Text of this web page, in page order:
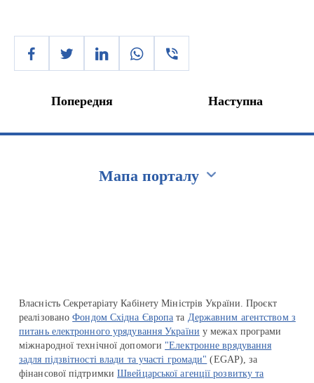
Попередня Наступна
Мапа порталу
Власність Секретаріату Кабінету Міністрів України. Проєкт
реалізованоФондом Східна Європа та Державним агентством з
питань електронного урядування України у межах програми
міжнародної технічної допомоги "Електронне врядування
задля підзвітності влади та участі громади" (EGAP), за
фінансової підтримкиШвейцарської агенції розвитку та